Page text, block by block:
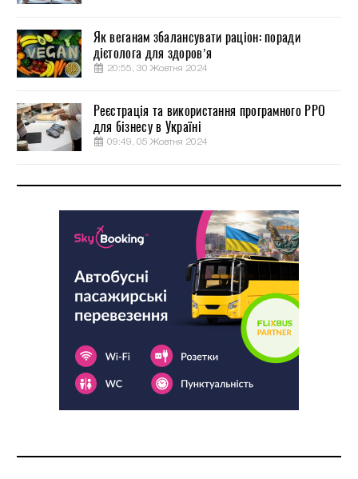
Як веганам збалансувати раціон: поради
дієтолога для здоров’я
20:55, 30 Жовтня 2024
Реєстрація та використання програмного РРО
для бізнесу в Україні
09:49, 05 Жовтня 2024